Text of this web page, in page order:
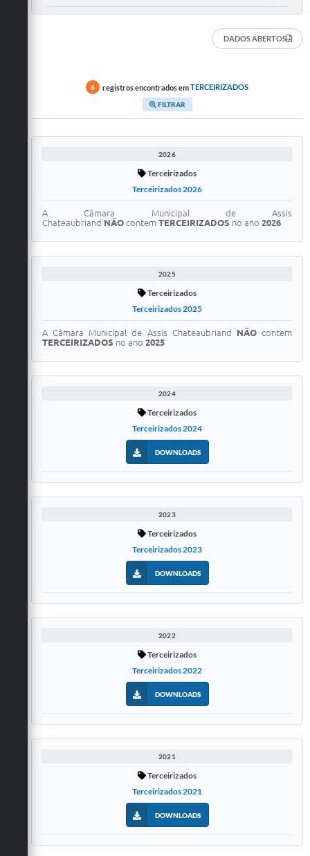
Diários Oficial
Arquivos para Download
DADOS ABERTOS
6 registros encontrados emTERCEIRIZADOS
FILTRAR
2026
Terceirizados
Terceirizados 2026
A Câmara Municipal de Assis
Chateaubriand NÃO contem TERCEIRIZADOS no ano 2026
2025
Terceirizados
Terceirizados 2025
A Câmara Municipal de Assis Chateaubriand NÃOcontem
TERCEIRIZADOS no ano 2025
2024
Terceirizados
Terceirizados 2024
DOWNLOADS
2023
Terceirizados
Terceirizados 2023
DOWNLOADS
2022
Terceirizados
Terceirizados 2022
DOWNLOADS
2021
Terceirizados
Terceirizados 2021
DOWNLOADS